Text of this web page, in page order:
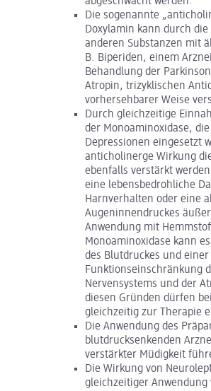
Die sogenannte
Doxylamin kann durch
anderen Substanzen mit
B. Biperiden, einem
Behandlung der
Atropin, trizyklischen
vorhersehbarer Weise
Durch gleichzeitige
der Monoaminoxidase,
Depressionen eingesetzt
anticholinerge Wirkung
ebenfalls verstärkt
eine lebensbedrohliche
Harnverhalten oder eine
Augeninnendruckes
Anwendung mit
Monoaminoxidase kann
des Blutdruckes und
Funktionseinschränkung
Nervensystems und der
diesen Gründen dürfen
gleichzeitig zur Therapie
Die Anwendung des
blutdrucksenkenden
verstärkter Müdigkeit
Die Wirkung von
gleichzeitiger Anwendung